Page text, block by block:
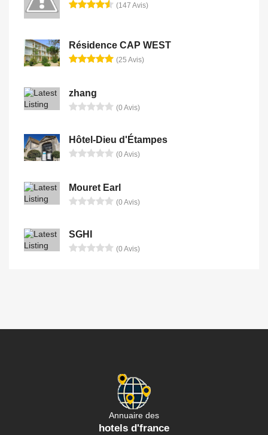
(147 Avis)
Résidence CAP WEST
(25 Avis)
zhang
(0 Avis)
Hôtel-Dieu d'Étampes
(0 Avis)
Mouret Earl
(0 Avis)
SGHI
(0 Avis)
Annuaire des
hotels d'france